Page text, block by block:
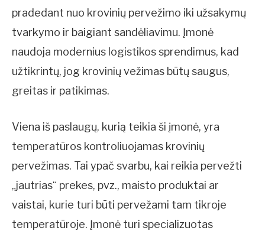
pradedant nuo krovinių pervežimo iki užsakymų
tvarkymo ir baigiant sandėliavimu. Įmonė
naudoja modernius logistikos sprendimus, kad
užtikrintų, jog krovinių vežimas būtų saugus,
greitas ir patikimas.
Viena iš paslaugų, kurią teikia ši įmonė, yra
temperatūros kontroliuojamas krovinių
pervežimas. Tai ypač svarbu, kai reikia pervežti
„jautrias“ prekes, pvz., maisto produktai ar
vaistai, kurie turi būti pervežami tam tikroje
temperatūroje. Įmonė turi specializuotas